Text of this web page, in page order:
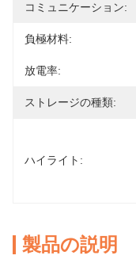
コミュニケーション:
負極材料:
放電率:
ストレージの種類:
ハイライト:
製品の説明